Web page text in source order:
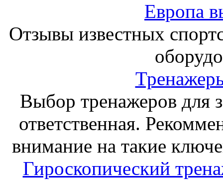
Европа
Отзывы известных
Выбор тренажеров для
ответственная.
внимание на такие
Гироскопический